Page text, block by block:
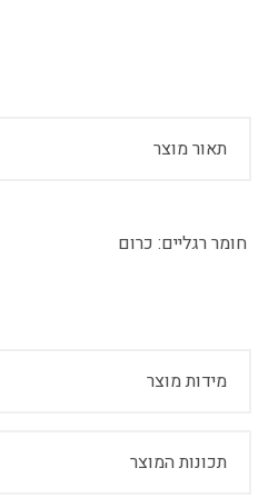
תאור מוצר
חומר רגליים: כרום
מידות מוצר
תכונות המוצר